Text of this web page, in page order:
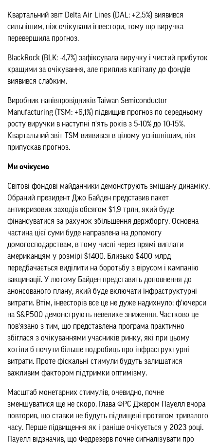
Квартальний звіт Delta Air Lines (DAL: +2,5%) виявився
сильнішим, ніж очікували інвестори, тому що виручка
перевершила прогноз.
BlackRock (BLK: -4,7%) зафіксувала виручку і чистий прибуток
кращими за очікування, але приплив капіталу до фондів
виявився слабким.
Виробник напівпровідників Taiwan Semiconductor
Manufacturing (TSM: +6,1%) підвищив прогноз по середньому
росту виручки в наступні п'ять років з 5-10% до 10-15%.
Квартальний звіт TSM виявився в цілому успішнішим, ніж
припускав прогноз.
Ми очікуємо
Світові фондові майданчики демонструють змішану динаміку.
Обраний президент Джо Байден представив пакет
антикризових заходів обсягом $1,9 трлн, який буде
фінансуватися за рахунок збільшення держборгу. Основна
частина цієї суми буде направлена на допомогу
домогосподарствам, в тому числі через прямі виплати
американцям у розмірі $1400. Близько $400 млрд
передбачається виділити на боротьбу з вірусом і кампанію
вакцинації. У лютому Байден представить доповнення до
анонсованого плану, який буде включати інфраструктурні
витрати. Втім, інвесторів все це не дуже надихнуло: ф'ючерси
на S&P500 демонструють невелике зниження. Частково це
пов'язано з тим, що представлена програма практично
збіглася з очікуваннями учасників ринку, які при цьому
хотіли б почути більше подробиць про інфраструктурні
витрати. Проте фіскальні стимули будуть залишатися
важливим фактором підтримки оптимізму.
Масштаб монетарних стимулів, очевидно, почне
зменшуватися ще не скоро. Глава ФРС Джером Пауелл вчора
повторив, що ставки не будуть підвищені протягом тривалого
часу. Перше підвищення як і раніше очікується у 2023 році.
Пауелл відзначив, що Федрезерв почне сигналізувати про